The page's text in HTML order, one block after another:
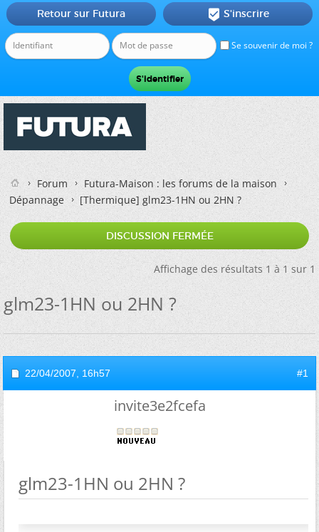
Se souvenir de moi ?
Retour sur Futura  S'inscrire
Forum
Futura-Maison : les forums de la maison
Dépannage
[Thermique]glm23-1HN ou 2HN ?
DISCUSSION FERMÉE
Affichage des résultats 1 à 1 sur 1
glm23-1HN ou 2HN ?
22/04/2007, 16h57 #1
invite3e2fcefa
glm23-1HN ou 2HN ?